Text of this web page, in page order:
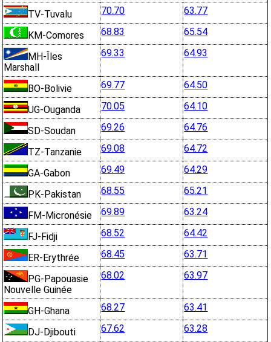
TV-Tuvalu 70.70 63.77
KM-Comores 68.83 65.54
MH-Îles
Marshall
69.33 64.93
BO-Bolivie 69.77 64.50
UG-Ouganda 70.05 64.10
SD-Soudan 69.26 64.76
TZ-Tanzanie 69.08 64.72
GA-Gabon 69.49 64.29
PK-Pakistan 68.55 65.21
FM-Micronésie 69.89 63.24
FJ-Fidji 68.52 64.42
ER-Erythrée 68.45 63.71
PG-Papouasie
Nouvelle Guinée
68.02 63.97
GH-Ghana 68.27 63.41
DJ-Djibouti 67.62 63.28